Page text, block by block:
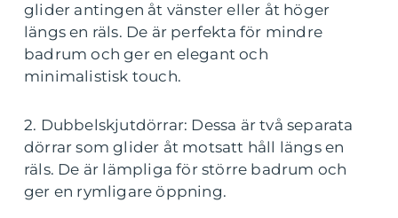
glider antingen åt vänster eller åt höger
längs en räls. De är perfekta för mindre
badrum och ger en elegant och
minimalistisk touch.
2. Dubbelskjutdörrar: Dessa är två separata
dörrar som glider åt motsatt håll längs en
räls. De är lämpliga för större badrum och
ger en rymligare öppning.